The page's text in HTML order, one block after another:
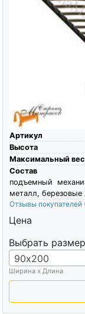
Артикул
Высота
Максимальный вес
Состав
подъемный
металл, березовые
Отзывы покупателей
Цена
Выбрать размер
90х200
Ширина х Длина